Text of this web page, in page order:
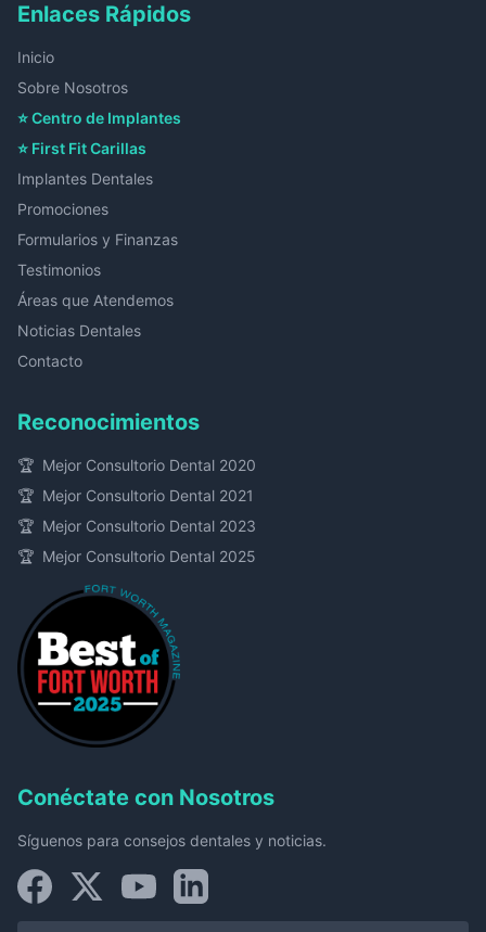
Enlaces Rápidos
Inicio
Sobre Nosotros
⭐ Centro de Implantes
⭐ First Fit Carillas
Implantes Dentales
Promociones
Formularios y Finanzas
Testimonios
Áreas que Atendemos
Noticias Dentales
Contacto
Reconocimientos
🏆 Mejor Consultorio Dental 2020
🏆 Mejor Consultorio Dental 2021
🏆 Mejor Consultorio Dental 2023
🏆 Mejor Consultorio Dental 2025
Conéctate con Nosotros
Síguenos para consejos dentales y noticias.